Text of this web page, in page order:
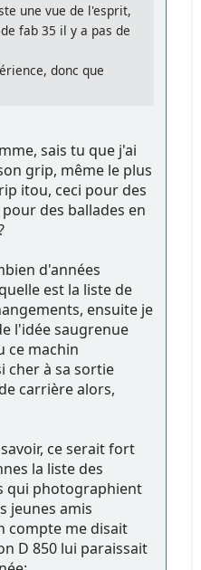
une vue de l'esprit,
fab 35 il y a pas de
donc que
sais tu que j'ai
grip, même le plus
itou, ceci pour des
des ballades en
d'années
est la liste de
ensuite je
l'idée saugrenue
ce machin
cher à sa sortie
carrière alors,
ce serait fort
la liste des
qui photographient
jeunes amis
compte me disait
D 850 lui paraissait